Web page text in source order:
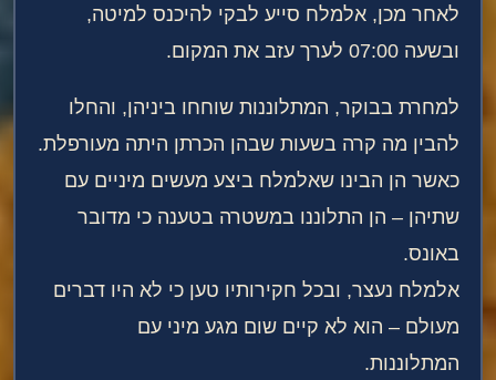
לאחר מכן, אלמלח סייע לבקי להיכנס למיטה,
ובשעה 07:00 לערך עזב את המקום.
למחרת בבוקר, המתלוננות שוחחו ביניהן, והחלו
להבין מה קרה בשעות שבהן הכרתן היתה מעורפלת.
כאשר הן הבינו שאלמלח ביצע מעשים מיניים עם
שתיהן – הן התלוננו במשטרה בטענה כי מדובר
באונס.
אלמלח נעצר, ובכל חקירותיו טען כי לא היו דברים
מעולם – הוא לא קיים שום מגע מיני עם
המתלוננות.